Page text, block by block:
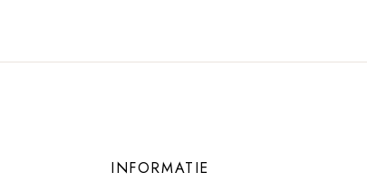
INFORMATIE